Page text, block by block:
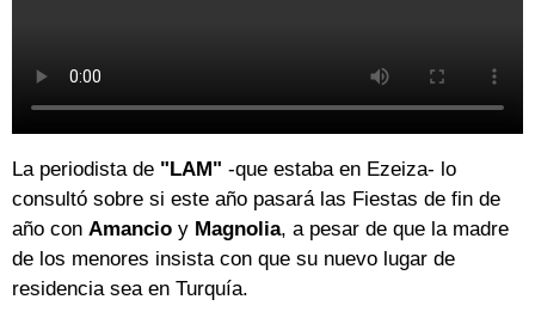
La periodista de "LAM" -que estaba en Ezeiza- lo
consultó sobre si este año pasará las Fiestas de fin de
año con Amancio y Magnolia, a pesar de que la madre
de los menores insista con que su nuevo lugar de
residencia sea en Turquía.